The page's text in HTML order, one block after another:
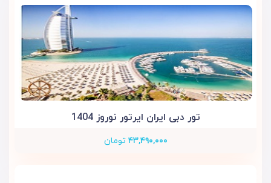
تور دبی ایران ایرتور نوروز 1404
۴۳,۴۹۰,۰۰۰ تومان